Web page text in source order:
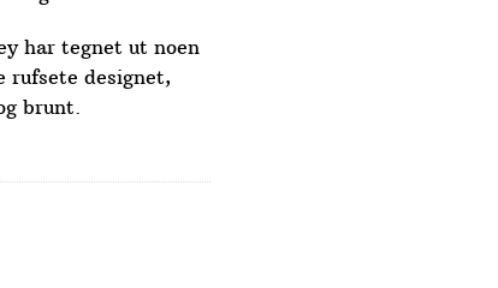
har tegnet ut noen
rufsete designet,
brunt.